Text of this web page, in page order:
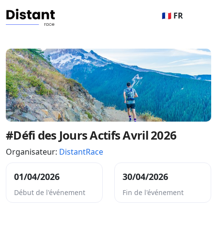
🇫🇷 FR
#Défi des Jours Actifs Avril 2026
Organisateur: DistantRace
01/04/2026
Début de l'événement
30/04/2026
Fin de l'événement